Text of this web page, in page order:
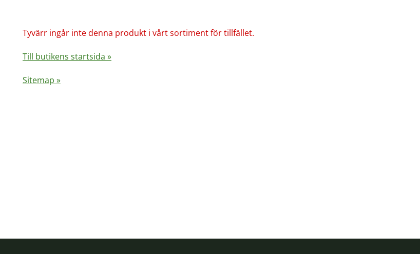
Tyvärr ingår inte denna produkt i vårt sortiment för tillfället.
Till butikens startsida »
Sitemap »